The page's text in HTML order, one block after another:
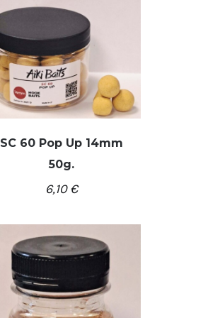
SC 60 Pop Up 14mm
50g.
6,10€